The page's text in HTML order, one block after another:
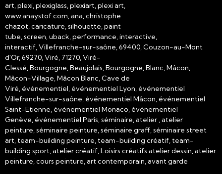
art, plexi, plexiglass, plexiart, plexi art,
www.anaystof.com, ana, christophe
chazot, caricature, silhouette, paint
tube, screen, uback, performance, interactive,
interactif, Villefranche-sur-saône, 69400, Couzon-au-Mont
d'Or, 69270, Viré, 71270, Viré-
Clessé, Bourgogne, Beaujolais, Bourgogne, Blanc, Mâcon,
Mâcon-Village, Mâcon Blanc, Cave de
Viré, événementiel, événementiel Lyon, événementiel
Villefranche-sur-saône, événementiel Mâcon, événementiel
Saint-Etienne, événementiel Monaco, événementiel
Genève, événementiel Paris, séminaire, atelier , atelier
peinture, séminaire peinture, séminaire graff, séminaire street
art, team-building peinture, team-building créatif, team-
building sport, atelier créatif, Loisirs créatifs atelier dessin, atelier
peinture, cours peinture, art contemporain, avant garde